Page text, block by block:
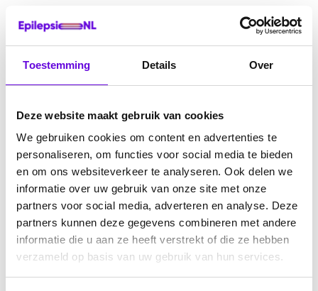
Toestemming Details Over
Deze website maakt gebruik van cookies
We gebruiken cookies om content en advertenties te
personaliseren, om functies voor social media te bieden
en om ons websiteverkeer te analyseren. Ook delen we
informatie over uw gebruik van onze site met onze
partners voor social media, adverteren en analyse. Deze
partners kunnen deze gegevens combineren met andere
informatie die u aan ze heeft verstrekt of die ze hebben
verzameld op basis van uw gebruik van hun services.